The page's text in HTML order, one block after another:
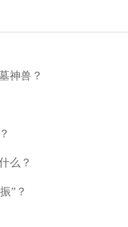
神兽？
么？
”？